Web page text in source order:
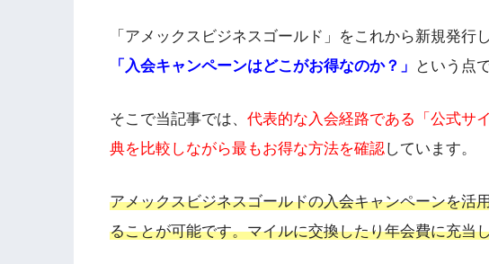
「アメックスビジネスゴールド」をこれから新規発行
「入会キャンペーンはどこがお得なのか？」
という点
そこで当記事では、 代表的な入会経路である「公式サ
典を比較しながら最もお得な方法を確認しています。
アメックスビジネスゴールドの入会キャンペーンを活
ることが可能です。マイルに交換したり年会費に充当